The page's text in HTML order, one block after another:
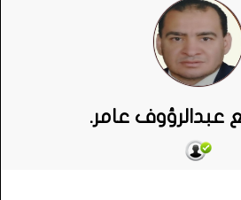
عبدالرؤوف عامر.